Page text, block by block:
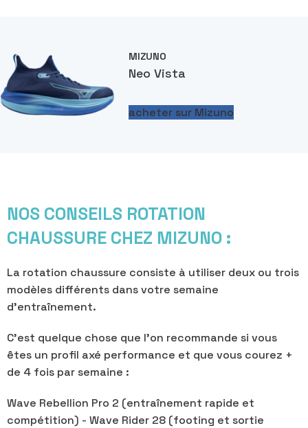
MIZUNO
Neo Vista
acheter sur Mizuno
NOS CONSEILS ROTATION
CHAUSSURE CHEZ MIZUNO :
La rotation chaussure consiste à utiliser deux ou trois
modèles différents dans votre semaine
d’entraînement.
C’est quelque chose que l’on recommande si vous
êtes un profil axé performance et que vous courez +
de 4 fois par semaine :
Wave Rebellion Pro 2 (entraînement rapide et
compétition) - Wave Rider 28 (footing et sortie